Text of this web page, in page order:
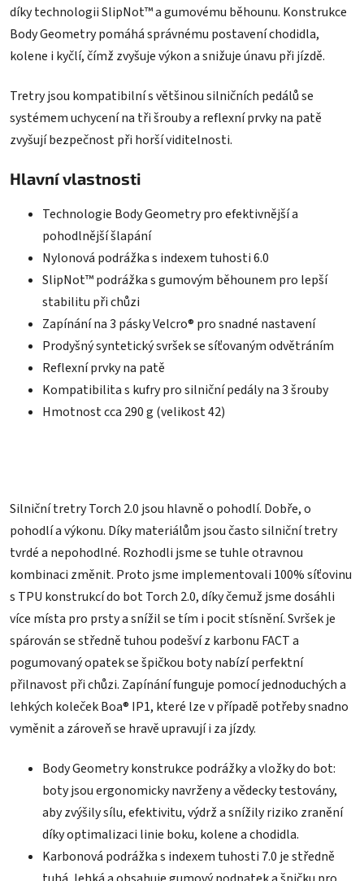
díky technologii SlipNot™ a gumovému běhounu. Konstrukce
Body Geometry pomáhá správnému postavení chodidla,
kolene i kyčlí, čímž zvyšuje výkon a snižuje únavu při jízdě.
Tretry jsou kompatibilní s většinou silničních pedálů se
systémem uchycení na tři šrouby a reflexní prvky na patě
zvyšují bezpečnost při horší viditelnosti.
Hlavní vlastnosti
Technologie Body Geometry pro efektivnější a
pohodlnější šlapání
Nylonová podrážka s indexem tuhosti 6.0
SlipNot™ podrážka s gumovým běhounem pro lepší
stabilitu při chůzi
Zapínání na 3 pásky Velcro® pro snadné nastavení
Prodyšný syntetický svršek se síťovaným odvětráním
Reflexní prvky na patě
Kompatibilita s kufry pro silniční pedály na 3 šrouby
Hmotnost cca 290 g (velikost 42)
Silniční tretry Torch 2.0 jsou hlavně o pohodlí. Dobře, o
pohodlí a výkonu. Díky materiálům jsou často silniční tretry
tvrdé a nepohodlné. Rozhodli jsme se tuhle otravnou
kombinaci změnit. Proto jsme implementovali 100% síťovinu
s TPU konstrukcí do bot Torch 2.0, díky čemuž jsme dosáhli
více místa pro prsty a snížil se tím i pocit stísnění. Svršek je
spárován se středně tuhou podešví z karbonu FACT a
pogumovaný opatek se špičkou boty nabízí perfektní
přilnavost při chůzi. Zapínání funguje pomocí jednoduchých a
lehkých koleček Boa® IP1, které lze v případě potřeby snadno
vyměnit a zároveň se hravě upravují i za jízdy.
Body Geometry konstrukce podrážky a vložky do bot:
boty jsou ergonomicky navrženy a vědecky testovány,
aby zvýšily sílu, efektivitu, výdrž a snížily riziko zranění
díky optimalizaci linie boku, kolene a chodidla.
Karbonová podrážka s indexem tuhosti 7.0 je středně